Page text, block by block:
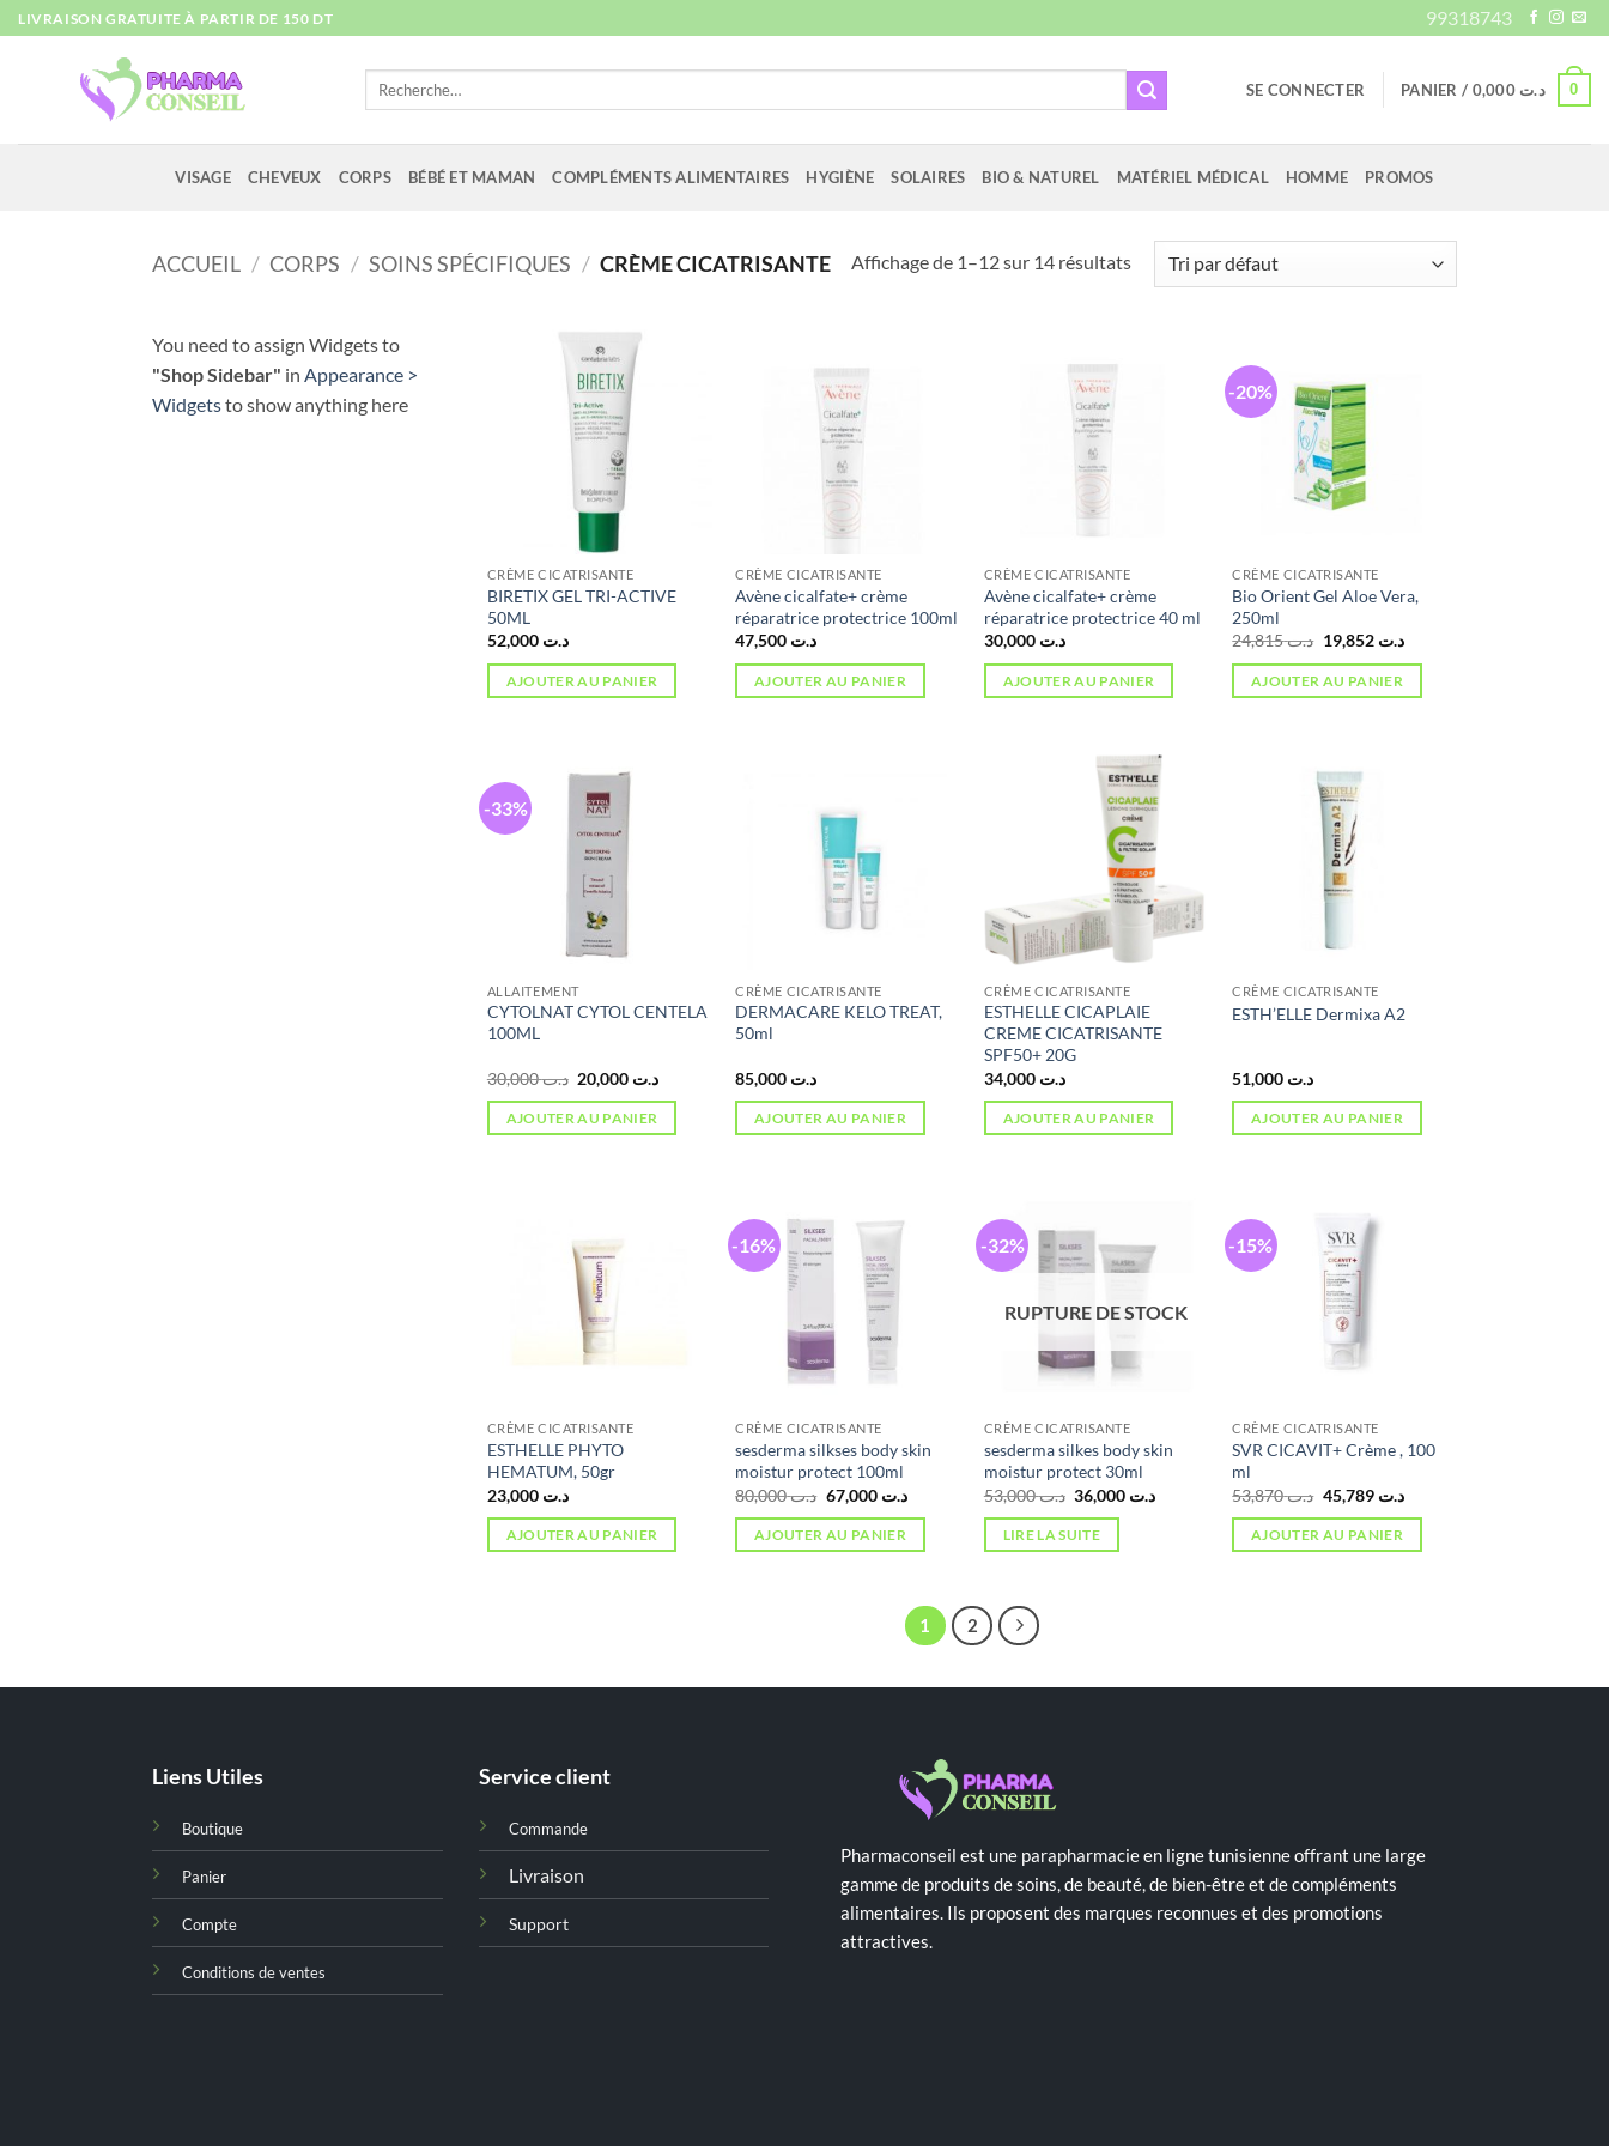
Passer
au
LIVRAISON GRATUITE À PARTIR DE 150 DT 99318743
Recherche
SE CONNECTER PANIER / د.ت 0,000 0
VISAGE CHEVEUX CORPS BÉBÉ ET MAMAN COMPLÉMENTS ALIMENTAIRES HYGIÈNE SOLAIRES BIO & NATUREL MATÉRIEL MÉDICAL HOMME PROMOS
ACCUEIL / CORPS / SOINS SPÉCIFIQUES / CRÈME CICATRISANTE Affichage de 1–12 sur 14 résultats
You need to assign Widgets to
"Shop Sidebar" in Appearance >
Widgetsto show anything here
CRÈME CICATRISANTE
BIRETIX GEL TRI-ACTIVE
50ML
د.ت 52,000
AJOUTER AU PANIER
CRÈME CICATRISANTE
Avène cicalfate+ crème
réparatrice protectrice 100ml
د.ت
AJOUTER AU PANIER
CRÈME CICATRISANTE
Avène cicalfate+ crème
réparatrice protectrice 40 ml
د.ت 30,000
AJOUTER AU PANIER
-20%
CRÈME CICATRISANTE
Bio Orient Gel Aloe Vera,
250ml
د.ت24,815
Le
prix
initial
était :
د.ت 19,852
Le
actuel
est :
AJOUTER AU PANIER
-33%
ALLAITEMENT
CYTOLNAT CYTOL CENTELA
100ML
د.ت30,000
Le
prix
initial
était :
د.تLe
AJOUTER AU PANIER
CRÈME CICATRISANTE
DERMACARE KELO TREAT,
50ml
د.ت
AJOUTER AU PANIER
CRÈME CICATRISANTE
ESTHELLE CICAPLAIE
CREME CICATRISANTE
SPF50+ 20G
د.ت 34,000
AJOUTER AU PANIER
CRÈME CICATRISANTE
ESTH’ELLE Dermixa A2
د.ت
AJOUTER AU PANIER
CRÈME CICATRISANTE
ESTHELLE PHYTO
HEMATUM, 50gr
د.ت 23,000
AJOUTER AU PANIER
-16%
CRÈME CICATRISANTE
sesderma silkses body skin
moistur protect 100ml
د.ت80,000
Le
prix
initial
était :
د.ت 67,000
Le
est :
AJOUTER AU PANIER
-32%
RUPTURE DE STOCK
CRÈME CICATRISANTE
sesderma silkes body skin
moistur protect 30ml
د.ت53,000
Le
prix
initial
était :
د.تLe
LIRE LA SUITE
-15%
CRÈME CICATRISANTE
SVR CICAVIT+ Crème , 100
ml
د.ت53,870
Le
prix
initial
était :
د.ت 45,789
Le
est :
AJOUTER AU PANIER
1 2
Liens Utiles
Boutique
Panier
Compte
Conditions de ventes
Service client
Commande
Livraison
Support
Pharmaconseil est une parapharmacie en ligne tunisienne offrant une large
gamme de produits de soins, de beauté, de bien-être et de compléments
alimentaires. Ils proposent des marques reconnues et des promotions
attractives.